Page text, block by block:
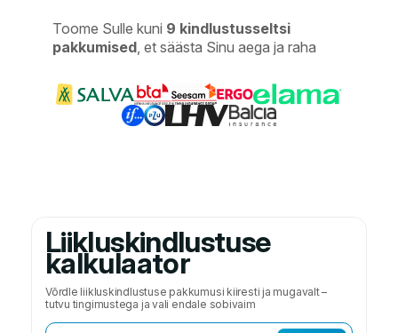
Toome Sulle kuni 9 kindlustusseltsi
pakkumised, et säästa Sinu aega ja raha
Liikluskindlustuse
kalkulaator
Võrdle liikluskindlustuse pakkumusi kiiresti ja mugavalt –
tutvu tingimustega ja vali endale sobivaim